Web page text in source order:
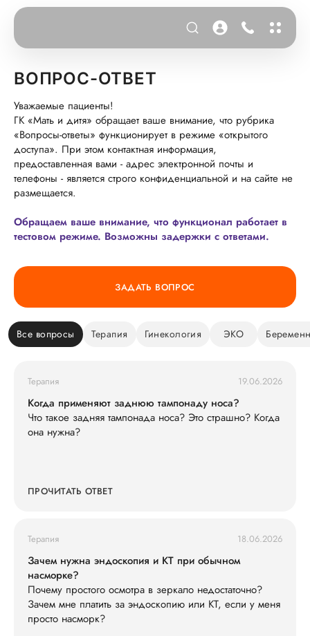
ВОПРОС-ОТВЕТ
Уважаемые пациенты!
ГК «Мать и дитя» обращает ваше внимание, что рубрика
«Вопросы-ответы» функционирует в режиме «открытого
доступа». При этом контактная информация,
предоставленная вами - адрес электронной почты и
телефоны - является строго конфиденциальной и на сайте не
размещается.
Обращаем ваше внимание, что функционал работает в
тестовом режиме. Возможны задержки с ответами.
ЗАДАТЬ ВОПРОС
Все вопросы Терапия Гинекология ЭКО
Терапия 19.06.2026
Когда применяют заднюю тампонаду носа?
Что такое задняя тампонада носа? Это страшно? Когда
она нужна?
ПРОЧИТАТЬ ОТВЕТ
Терапия 18.06.2026
Зачем нужна эндоскопия и КТ при обычном
насморке?
Почему простого осмотра в зеркало недостаточно?
Зачем мне платить за эндоскопию или КТ, если у меня
просто насморк?